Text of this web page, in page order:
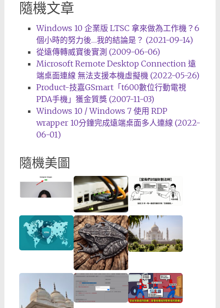
隨機文章
Windows 10 企業版 LTSC 拿來做為工作機？6
個小時的努力後…我的結論是？ (2021-09-14)
從遠傳轉威寶後實測 (2009-06-06)
Microsoft Remote Desktop Connection 遠
端桌面連線 無法支援本機虛擬機 (2022-05-26)
Product-技嘉GSmart「t600數位行動電視
PDA手機」獲金質獎 (2007-11-03)
Windows 10 / Windows 7 使用 RDP
wrapper 10分鐘完成遠端桌面多人連線 (2022-
06-01)
隨機美圖